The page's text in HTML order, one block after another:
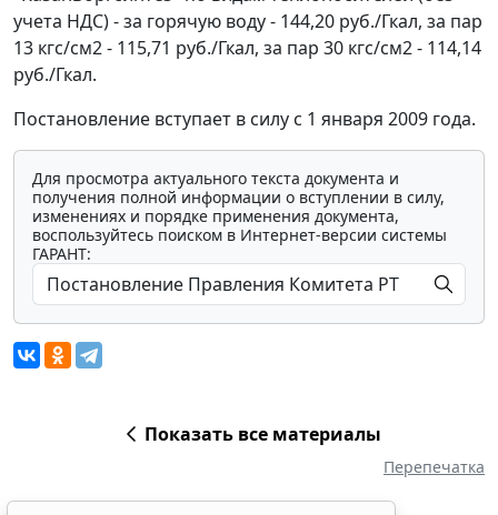
учета НДС) - за горячую воду - 144,20 руб./Гкал, за пар
13 кгс/см2 - 115,71 руб./Гкал, за пар 30 кгс/см2 - 114,14
руб./Гкал.
Постановление вступает в силу с 1 января 2009 года.
Для просмотра актуального текста документа и
получения полной информации о вступлении в силу,
изменениях и порядке применения документа,
воспользуйтесь поиском в Интернет-версии системы
ГАРАНТ:
Показать все материалы
Перепечатка